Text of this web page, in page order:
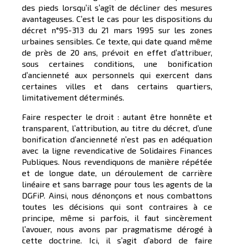
des pieds lorsqu’il s’agît de décliner des mesures
avantageuses. C’est le cas pour les dispositions du
décret n°95-313 du 21 mars 1995 sur les zones
urbaines sensibles. Ce texte, qui date quand même
de près de 20 ans, prévoit en effet d’attribuer,
sous certaines conditions, une bonification
d’ancienneté aux personnels qui exercent dans
certaines villes et dans certains quartiers,
limitativement déterminés.
Faire respecter le droit : autant être honnête et
transparent, l’attribution, au titre du décret, d’une
bonification d’ancienneté n’est pas en adéquation
avec la ligne revendicative de Solidaires Finances
Publiques. Nous revendiquons de manière répétée
et de longue date, un déroulement de carrière
linéaire et sans barrage pour tous les agents de la
DGFiP. Ainsi, nous dénonçons et nous combattons
toutes les décisions qui sont contraires à ce
principe, même si parfois, il faut sincèrement
l’avouer, nous avons par pragmatisme dérogé à
cette doctrine. Ici, il s’agit d’abord de faire